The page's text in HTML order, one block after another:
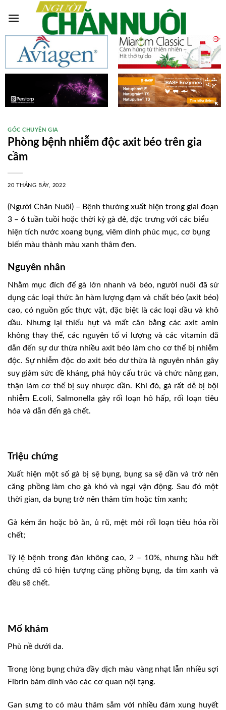
GÓC CHUYÊN GIA
Phòng bệnh nhiễm độc axit béo trên gia
cầm
20 THÁNG BẢY, 2022
(Người Chăn Nuôi) – Bệnh thường xuất hiện trong giai đoạn
3 – 6 tuần tuồi hoặc thời kỳ gà đẻ, đặc trưng với các biểu
hiện tích nước xoang bụng, viêm dính phúc mục, cơ bụng
biến màu thành màu xanh thâm đen.
Nguyên nhân
Nhằm mục đích để gà lớn nhanh và béo, người nuôi đã sử
dụng các loại thức ăn hàm lượng đạm và chất béo (axit béo)
cao, có nguồn gốc thực vật, đặc biệt là các loại dầu và khô
dầu. Nhưng lại thiếu hụt và mất cân bằng các axit amin
không thay thế, các nguyên tố vi lượng và các vitamin đã
dẫn đến sự dư thừa nhiều axit béo làm cho cơ thể bị nhiễm
độc. Sự nhiễm độc do axit béo dư thừa là nguyên nhân gây
suy giảm sức đề kháng, phá hủy cấu trúc và chức năng gan,
thận làm cơ thể bị suy nhược dần. Khi đó, gà rất dễ bị bội
nhiễm E.coli, Salmonella gây rối loạn hô hấp, rối loạn tiêu
hóa và dẫn đến gà chết.
Triệu chứng
Xuất hiện một số gà bị sệ bụng, bụng sa sệ dần và trở nên
căng phồng làm cho gà khó và ngại vận động. Sau đó một
thời gian, da bụng trở nên thâm tím hoặc tím xanh;
Gà kém ăn hoặc bỏ ăn, ủ rũ, mệt mỏi rối loạn tiêu hóa rồi
chết;
Tỷ lệ bệnh trong đàn không cao, 2 – 10%, nhưng hầu hết
chúng đã có hiện tượng căng phồng bụng, da tím xanh và
đều sẽ chết.
Mổ khám
Phù nề dưới da.
Trong lòng bụng chứa đầy dịch màu vàng nhạt lẫn nhiều sợi
Fibrin bám dính vào các cơ quan nội tạng.
Gan sưng to có màu thâm sẫm với nhiều đám xung huyết